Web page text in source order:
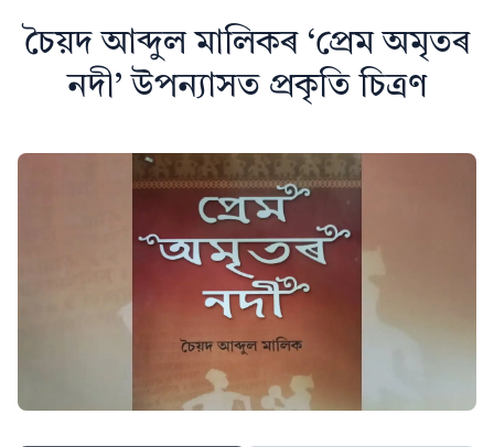
চৈয়দ আব্দুল মালিকৰ ‘প্ৰেম অমৃতৰ
নদী’ উপন্যাসত প্ৰকৃতি চিত্ৰণ